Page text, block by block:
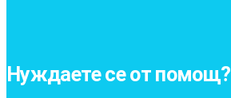
Нуждаете се от помощ?